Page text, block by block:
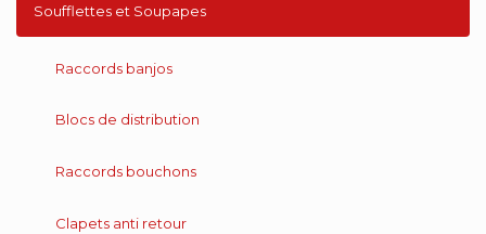
Soufflettes et Soupapes
Raccords banjos
Blocs de distribution
Raccords bouchons
Clapets anti retour